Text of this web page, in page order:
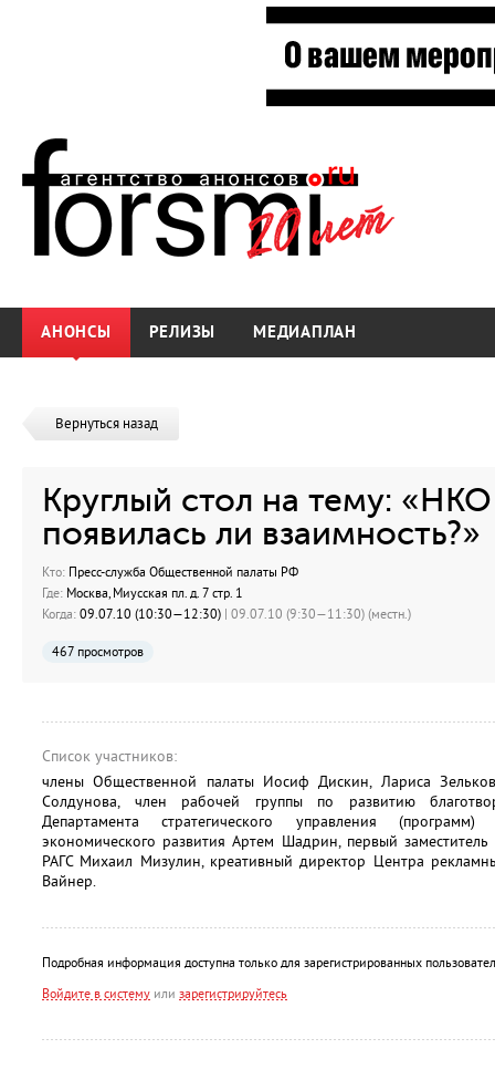
АНОНСЫ РЕЛИЗЫ МЕДИАПЛАН
Вернуться назад
Круглый стол на тему:
появилась ли взаимность?»
Кто: Пресс-служба Общественной палаты РФ
Где: Москва, Миусская пл. д. 7 стр. 1
Когда: 09.07.10 (10:30—12:30) | 09.07.10 (9:30—11:30) (местн.)
467 просмотров
Список участников:
члены Общественной палаты Иосиф Дискин, Лариса
Солдунова, член рабочей группы по развитию
Департамента стратегического управления
экономического развития Артем Шадрин, первый
РАГС Михаил Мизулин, креативный директор Центра
Вайнер.
Подробная информация доступна только для зарегистрированных
Войдите в систему или зарегистрируйтесь